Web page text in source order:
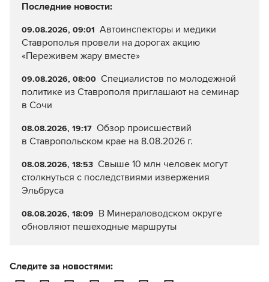
Последние новости:
09.08.2026, 09:01 Автоинспекторы и медики
Ставрополья провели на дорогах акцию
«Переживем жару вместе»
09.08.2026, 08:00 Специалистов по молодежной
политике из Ставрополя приглашают на семинар
в Сочи
08.08.2026, 19:17 Обзор происшествий
в Ставропольском крае на 8.08.2026 г.
08.08.2026, 18:53 Свыше 10 млн человек могут
столкнуться с последствиями извержения
Эльбруса
08.08.2026, 18:09 В Минераловодском округе
обновляют пешеходные маршруты
Следите за новостями: